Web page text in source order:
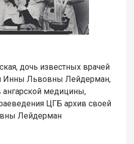
дочь известных врачей
Инны Львовны Лейдерман,
ангарской медицины,
ЦГБ архив своей
Лейдерман